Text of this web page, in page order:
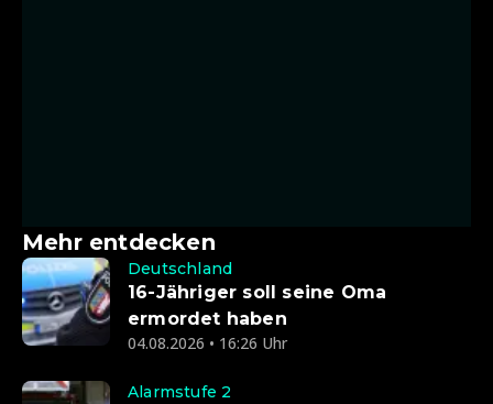
Mehr entdecken
Deutschland
16-Jähriger soll seine Oma
ermordet haben
04.08.2026 • 16:26 Uhr
Alarmstufe 2